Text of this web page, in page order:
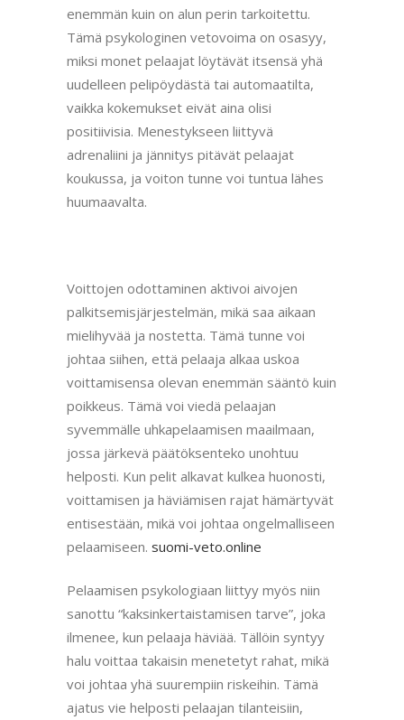
enemmän kuin on alun perin tarkoitettu.
Tämä psykologinen vetovoima on osasyy,
miksi monet pelaajat löytävät itsensä yhä
uudelleen pelipöydästä tai automaatilta,
vaikka kokemukset eivät aina olisi
positiivisia. Menestykseen liittyvä
adrenaliini ja jännitys pitävät pelaajat
koukussa, ja voiton tunne voi tuntua lähes
huumaavalta.
Voittojen odottaminen aktivoi aivojen
palkitsemisjärjestelmän, mikä saa aikaan
mielihyvää ja nostetta. Tämä tunne voi
johtaa siihen, että pelaaja alkaa uskoa
voittamisensa olevan enemmän sääntö kuin
poikkeus. Tämä voi viedä pelaajan
syvemmälle uhkapelaamisen maailmaan,
jossa järkevä päätöksenteko unohtuu
helposti. Kun pelit alkavat kulkea huonosti,
voittamisen ja häviämisen rajat hämärtyvät
entisestään, mikä voi johtaa ongelmalliseen
pelaamiseen. suomi-veto.online
Pelaamisen psykologiaan liittyy myös niin
sanottu “kaksinkertaistamisen tarve”, joka
ilmenee, kun pelaaja häviää. Tällöin syntyy
halu voittaa takaisin menetetyt rahat, mikä
voi johtaa yhä suurempiin riskeihin. Tämä
ajatus vie helposti pelaajan tilanteisiin,